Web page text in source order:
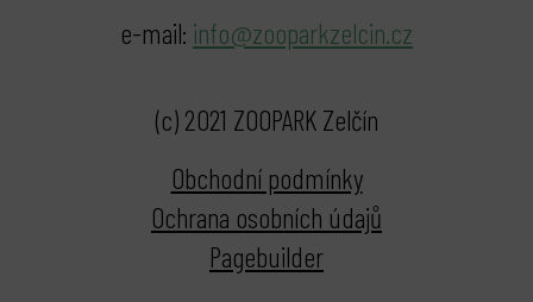
e-mail: info@zooparkzelcin.cz
(c) 2021 ZOOPARK Zelčín
Obchodní podmínky
Ochrana osobních údajů
Pagebuilder